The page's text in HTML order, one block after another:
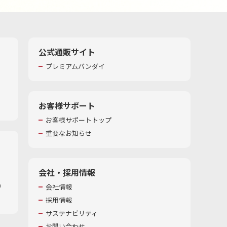
公式通販サイト
プレミアムバンダイ
お客様サポート
お客様サポートトップ
重要なお知らせ
会社・採用情報
会社情報
採用情報
サステナビリティ